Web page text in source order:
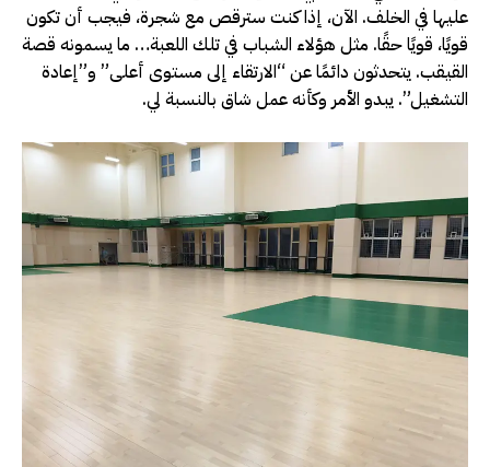
عليها في الخلف. الآن، إذا كنت سترقص مع شجرة، فيجب أن تكون
قويًا، قويًا حقًا. مثل هؤلاء الشباب في تلك اللعبة… ما يسمونه قصة
القيقب. يتحدثون دائمًا عن “الارتقاء إلى مستوى أعلى” و”إعادة
التشغيل”. يبدو الأمر وكأنه عمل شاق بالنسبة لي.